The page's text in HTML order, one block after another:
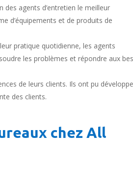
agents d’entretien le meilleur
d’équipements et de produits de
pratique quotidienne, les agents
les problèmes et répondre aux
de leurs clients. Ils ont pu
des clients.
chez All